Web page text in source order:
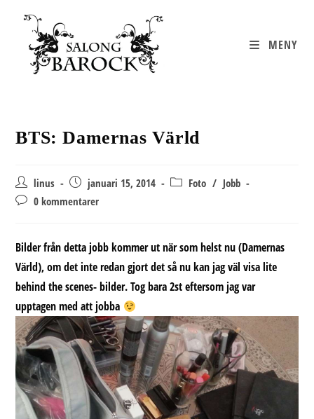
innehållet
MENY
BTS: Damernas Värld
Inläggsförfattare:
linus
Inlägget
publicerat:
januari 15, 2014 Inläggskategori:
Foto / Jobb
Kommentarer
0 kommentarer
Bilder från detta jobb kommer ut när som helst nu (Damernas
Värld), om det inte redan gjort det så nu kan jag väl visa lite
behind the scenes- bilder. Tog bara 2st eftersom jag var
upptagen med att jobba